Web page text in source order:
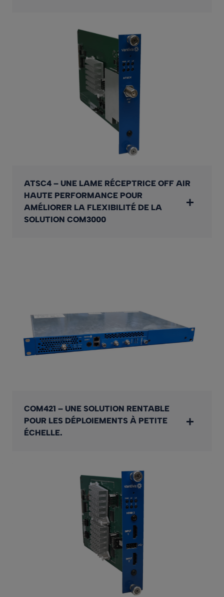
ATSC4 – UNE LAME RÉCEPTRICE OFF AIR
HAUTE PERFORMANCE POUR
AMÉLIORER LA FLEXIBILITÉ DE LA
SOLUTION COM3000
COM421 – UNE SOLUTION RENTABLE
POUR LES DÉPLOIEMENTS À PETITE
ÉCHELLE.